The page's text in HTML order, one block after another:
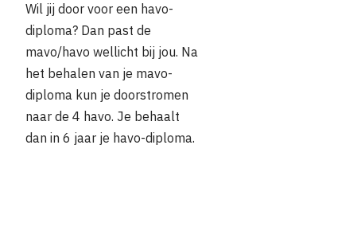
Wil jij door voor een havo-
diploma? Dan past de
mavo/havo wellicht bij jou. Na
het behalen van je mavo-
diploma kun je doorstromen
naar de 4 havo. Je behaalt
dan in 6 jaar je havo-diploma.